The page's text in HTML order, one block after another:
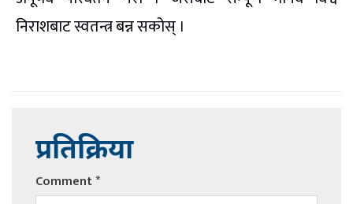
निराशबाट स्वतन्त्र बन्न सकोस् ।
प्रतिक्रिया
Comment*